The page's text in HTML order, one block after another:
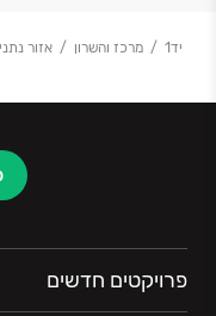
יד1 מרכז והשרון אזור
פרויקטים חדשים